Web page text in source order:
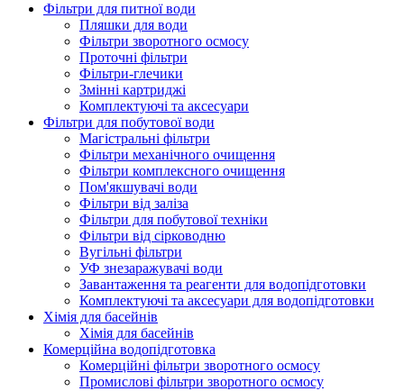
Фільтри для питної води
Пляшки для води
Фільтри зворотного осмосу
Проточні фільтри
Фільтри-глечики
Змінні картриджі
Комплектуючі та аксесуари
Фільтри для побутової води
Магістральні фільтри
Фільтри механічного очищення
Фільтри комплексного очищення
Пом'якшувачі води
Фільтри від заліза
Фільтри для побутової техніки
Фільтри від сірководню
Вугільні фільтри
УФ знезаражувачі води
Завантаження та реагенти для водопідготовки
Комплектуючі та аксесуари для водопідготовки
Хімія для басейнів
Хімія для басейнів
Комерційна водопідготовка
Комерційні фільтри зворотного осмосу
Промислові фільтри зворотного осмосу